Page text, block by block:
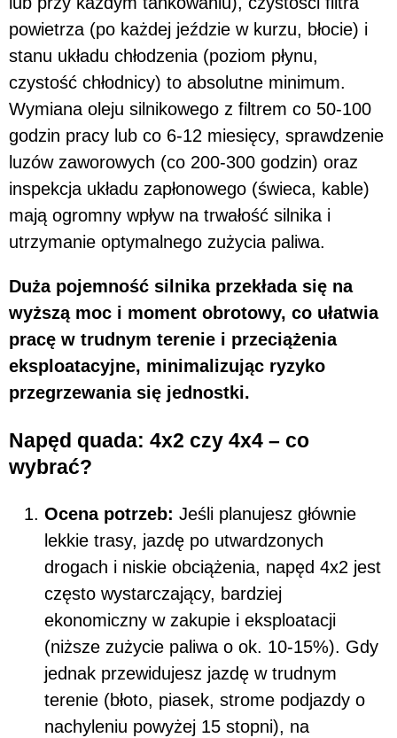
powietrza (po każdej jeździe w kurzu, błocie) i
stanu układu chłodzenia (poziom płynu,
czystość chłodnicy) to absolutne minimum.
Wymiana oleju silnikowego z filtrem co 50-100
godzin pracy lub co 6-12 miesięcy, sprawdzenie
luzów zaworowych (co 200-300 godzin) oraz
inspekcja układu zapłonowego (świeca, kable)
mają ogromny wpływ na trwałość silnika i
utrzymanie optymalnego zużycia paliwa.
Duża pojemność silnika przekłada się na
wyższą moc i moment obrotowy, co ułatwia
pracę w trudnym terenie i przeciążenia
eksploatacyjne, minimalizując ryzyko
przegrzewania się jednostki.
Napęd quada: 4x2 czy 4x4 – co
wybrać?
Ocena potrzeb: Jeśli planujesz głównie
lekkie trasy, jazdę po utwardzonych
drogach i niskie obciążenia, napęd 4x2 jest
często wystarczający, bardziej
ekonomiczny w zakupie i eksploatacji
(niższe zużycie paliwa o ok. 10-15%). Gdy
jednak przewidujesz jazdę w trudnym
terenie (błoto, piasek, strome podjazdy o
nachyleniu powyżej 15 stopni), na